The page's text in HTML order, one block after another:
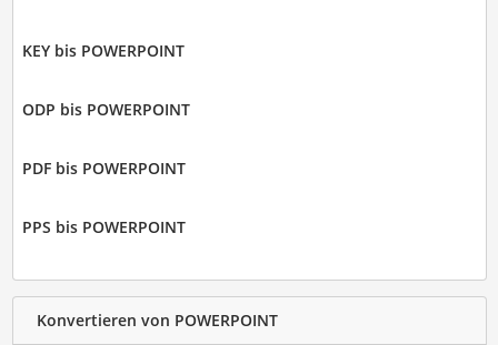
KEY bis POWERPOINT
ODP bis POWERPOINT
PDF bis POWERPOINT
PPS bis POWERPOINT
Konvertieren von POWERPOINT